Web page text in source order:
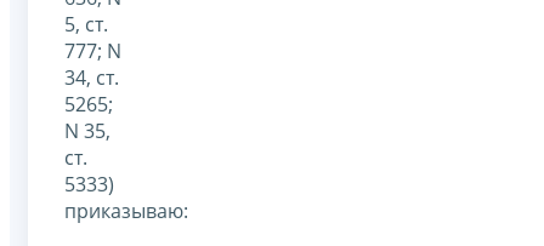
5, ст.
777; N
34, ст.
5265;
N 35,
ст.
5333)
приказываю: